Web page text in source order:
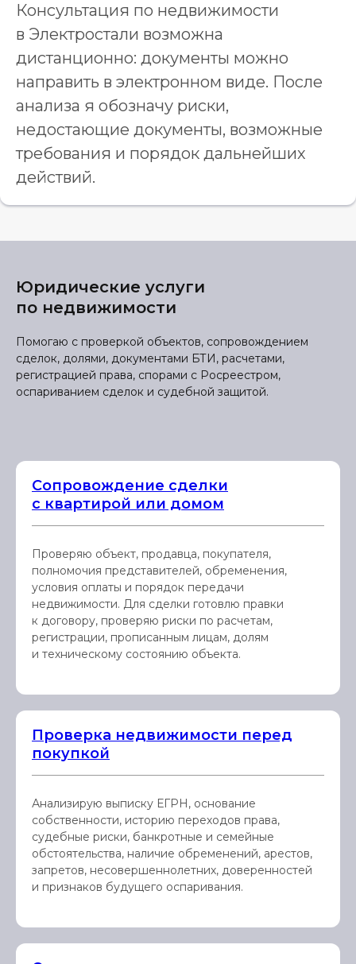
Консультация по недвижимости
в Электростали возможна
дистанционно: документы можно
направить в электронном виде. После
анализа я обозначу риски,
недостающие документы, возможные
требования и порядок дальнейших
действий.
Юридические услуги
по недвижимости
Помогаю с проверкой объектов, сопровождением
сделок, долями, документами БТИ, расчетами,
регистрацией права, спорами с Росреестром,
оспариванием сделок и судебной защитой.
Сопровождение сделки
с квартирой или домом
Проверяю объект, продавца, покупателя,
полномочия представителей, обременения,
условия оплаты и порядок передачи
недвижимости. Для сделки готовлю правки
к договору, проверяю риски по расчетам,
регистрации, прописанным лицам, долям
и техническому состоянию объекта.
Проверка недвижимости перед
покупкой
Анализирую выписку ЕГРН, основание
собственности, историю переходов права,
судебные риски, банкротные и семейные
обстоятельства, наличие обременений, арестов,
запретов, несовершеннолетних, доверенностей
и признаков будущего оспаривания.